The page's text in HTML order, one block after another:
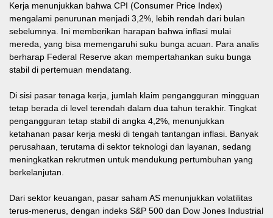
Kerja menunjukkan bahwa CPI (Consumer Price Index)
mengalami penurunan menjadi 3,2%, lebih rendah dari bulan
sebelumnya. Ini memberikan harapan bahwa inflasi mulai
mereda, yang bisa memengaruhi suku bunga acuan. Para analis
berharap Federal Reserve akan mempertahankan suku bunga
stabil di pertemuan mendatang.
Di sisi pasar tenaga kerja, jumlah klaim pengangguran mingguan
tetap berada di level terendah dalam dua tahun terakhir. Tingkat
pengangguran tetap stabil di angka 4,2%, menunjukkan
ketahanan pasar kerja meski di tengah tantangan inflasi. Banyak
perusahaan, terutama di sektor teknologi dan layanan, sedang
meningkatkan rekrutmen untuk mendukung pertumbuhan yang
berkelanjutan.
Dari sektor keuangan, pasar saham AS menunjukkan volatilitas
terus-menerus, dengan indeks S&P 500 dan Dow Jones Industrial